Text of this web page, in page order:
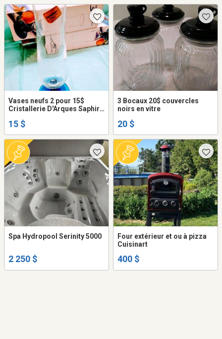
Vases neufs 2 pour 15$
Cristallerie D'Arques Saphir
15 $
3 Bocaux 20$ couvercles
noirs en vitre
20 $
Spa Hydropool Serinity 5000
2 250 $
Four extérieur et ou à pizza
Cuisinart
400 $